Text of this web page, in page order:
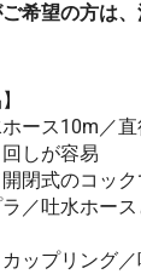
希望の方は
ホース10m／
しが容易
開閉式のコッ
ラ／吐水ホー
カップリング